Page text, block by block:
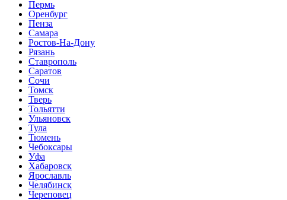
Пермь
Оренбург
Пенза
Самара
Ростов-На-Дону
Рязань
Ставрополь
Саратов
Сочи
Томск
Тверь
Тольятти
Ульяновск
Тула
Тюмень
Чебоксары
Уфа
Хабаровск
Ярославль
Челябинск
Череповец